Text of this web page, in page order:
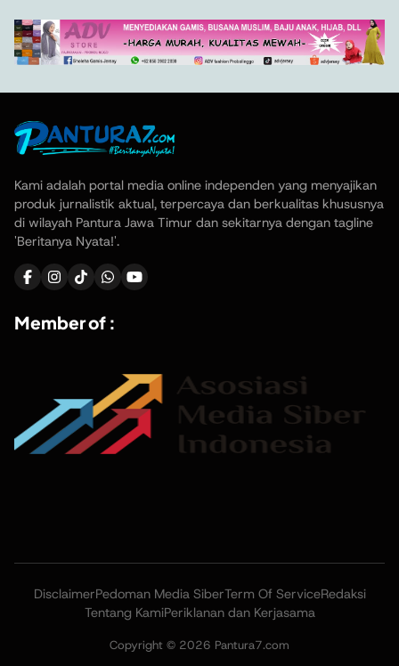
Kami adalah portal media online independen yang menyajikan
produk jurnalistik aktual, terpercaya dan berkualitas khususnya
di wilayah Pantura Jawa Timur dan sekitarnya dengan tagline
'Beritanya Nyata!'.
Member of :
DisclaimerPedoman Media SiberTerm Of ServiceRedaksi
Tentang KamiPeriklanan dan Kerjasama
Copyright © 2026 Pantura7.com